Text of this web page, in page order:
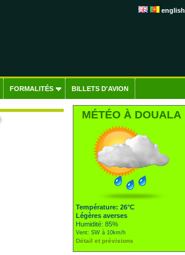
english
FORMALITÉS BILLETS D'AVION
MÉTÉO À DOUALA
Température: 26°C
Légères averses
Humidité: 85%
Vent: SW à 10km/h
Détail et prévisions